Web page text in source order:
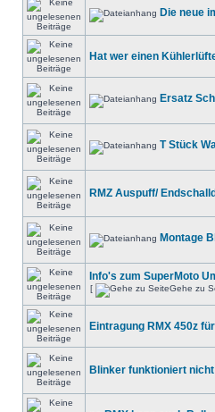
Die neue
Hat wer einen
Ersatz
T Stück
RMZ Auspuff/
Montage
Info's zum SuperMoto
[ Gehe zu
Eintragung RMX 450z
Blinker funktioniert nicht